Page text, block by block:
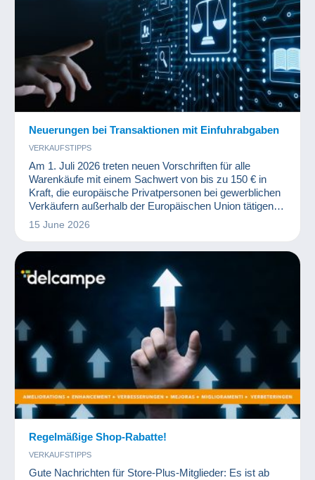
Neuerungen bei Transaktionen mit Einfuhrabgaben
VERKAUFSTIPPS
Am 1. Juli 2026 treten neuen Vorschriften für alle
Warenkäufe mit einem Sachwert von bis zu 150 € in
Kraft, die europäische Privatpersonen bei gewerblichen
Verkäufern außerhalb der Europäischen Union tätigen.
Diese Änderungen werden von der Europäischen
15 June 2026
Regelmäßige Shop-Rabatte!
VERKAUFSTIPPS
Gute Nachrichten für Store-Plus-Mitglieder: Es ist ab